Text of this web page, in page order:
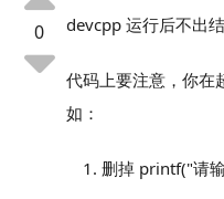
0 devcpp 运行后不出
代码上要注意，你在
如：
删掉 printf("请